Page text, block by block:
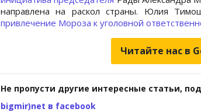
направлена на раскол страны. Юлия
привлечение Мoроза к уголовной
Читайте нас в
Не пропусти другие интересные статьи,
bigmir)net в facebook